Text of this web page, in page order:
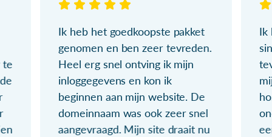
te
Ik heb het goedkoopste pakket
genomen en ben zeer tevreden.
Heel erg snel ontving ik mijn
inloggegevens en kon ik
beginnen aan mijn website. De
domeinnaam was ook zeer snel
aangevraagd. Mijn site draait nu
Ik